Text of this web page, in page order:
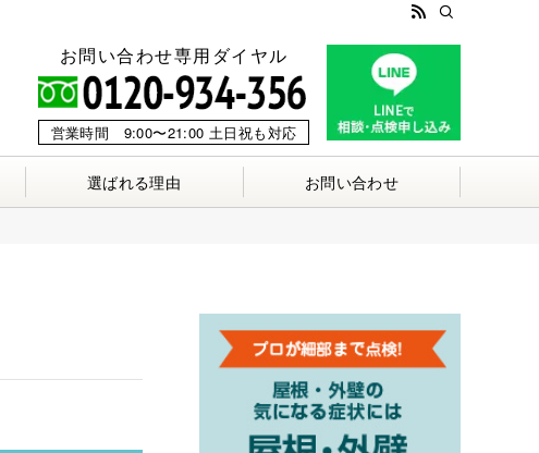
選ばれる理由 お問い合わせ
お問い合わせ専用ダイヤル
営業時間 9:00〜21:00 土日祝も対応